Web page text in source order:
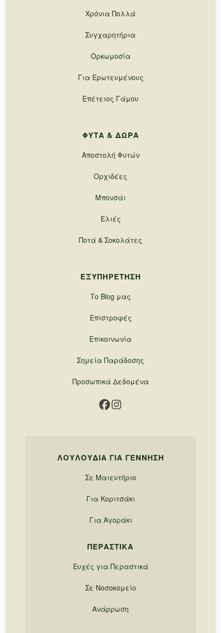
Χρόνια Πολλά
Συγχαρητήρια
Ορκωμοσία
Για Ερωτευμένους
Επέτειος Γάμου
ΦΥΤΆ & ΔΏΡΑ
Αποστολή Φυτών
Ορχιδέες
Μπονσάι
Ελιές
Ποτά & Σοκολάτες
ΕΞΥΠΗΡΈΤΗΣΗ
Το Blog μας
Επιστροφές
Επικοινωνία
Σημεία Παράδοσης
Προσωπικά Δεδομένα
ΛΟΥΛΟΎΔΙΑ ΓΙΑ ΓΈΝΝΗΣΗ
Σε Μαιευτήριο
Για Κοριτσάκι
Για Αγοράκι
ΠΕΡΑΣΤΙΚΆ
Ευχές για Περαστικά
Σε Νοσοκομείο
Ανάρρωση